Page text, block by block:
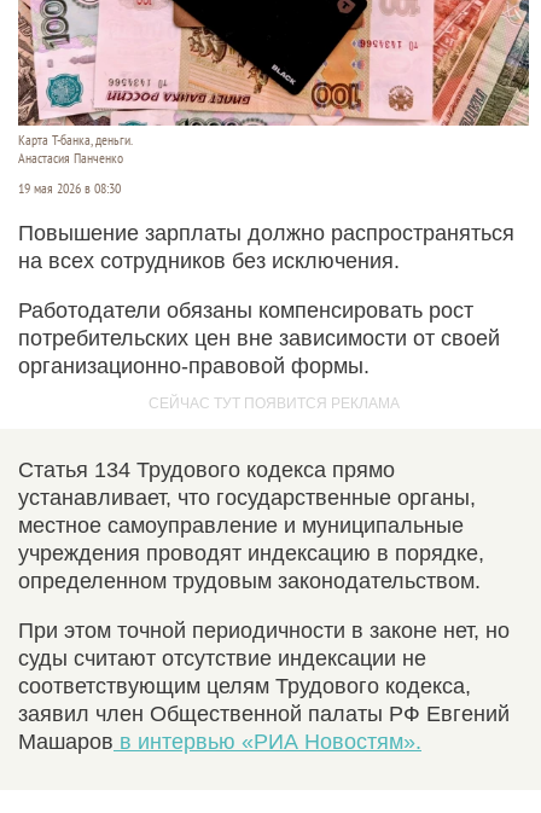
Карта Т-банка, деньги.
Анастасия Панченко
19 мая 2026 в 08:30
Повышение зарплаты должно распространяться
на всех сотрудников без исключения.
Работодатели обязаны компенсировать рост
потребительских цен вне зависимости от своей
организационно-правовой формы.
Статья 134 Трудового кодекса прямо
устанавливает, что государственные органы,
местное самоуправление и муниципальные
учреждения проводят индексацию в порядке,
определенном трудовым законодательством.
При этом точной периодичности в законе нет, но
суды считают отсутствие индексации не
соответствующим целям Трудового кодекса,
заявил член Общественной палаты РФ Евгений
Машаров в интервью «РИА Новостям».